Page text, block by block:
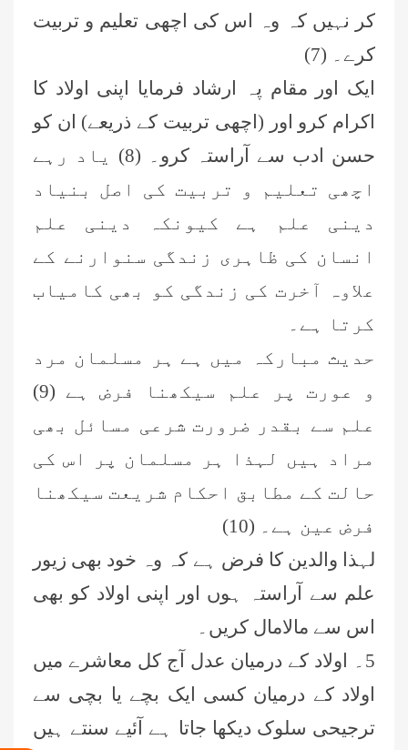
کر نہیں کہ وہ اس کی اچھی تعلیم و تربیت
کرے۔ (7)
ایک اور مقام پہ ارشاد فرمایا اپنی اولاد کا
اکرام کرو اور (اچھی تربیت کے ذریعے) ان کو
حسن ادب سے آراستہ کرو۔ (8) یاد رہے
اچھی تعلیم و تربیت کی اصل بنیاد
دینی علم ہے کیونکہ دینی علم
انسان کی ظاہری زندگی سنوارنے کے
علاوہ آخرت کی زندگی کو بھی کامیاب
کرتا ہے۔
حدیث مبارکہ میں ہے ہر مسلمان مرد
و عورت پر علم سیکھنا فرض ہے (9)
علم سے بقدر ضرورت شرعی مسائل بھی
مراد ہیں لہذا ہر مسلمان پر اس کی
حالت کے مطابق احکام شریعت سیکھنا
فرض عین ہے۔ (10)
لہذا والدین کا فرض ہے کہ وہ خود بھی زیور
علم سے آراستہ ہوں اور اپنی اولاد کو بھی
اس سے مالامال کریں۔
5۔ اولاد کے درمیان عدل آج کل معاشرے میں
اولاد کے درمیان کسی ایک بچے یا بچی سے
ترجیحی سلوک دیکھا جاتا ہے آئیے سنتے ہیں